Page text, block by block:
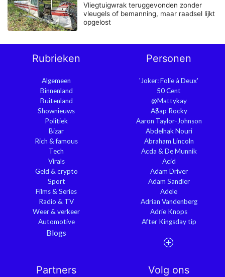
Vliegtuigwrak teruggevonden zonder
vleugels of bemanning, maar raadsel lijkt
opgelost
Rubrieken
Algemeen
Binnenland
Buitenland
Shownieuws
Politiek
Bizar
Rich & famous
Tech
Virals
Geld & crypto
Sport
Films & Series
Radio & TV
Weer & verkeer
Automotive
Blogs
Personen
'Joker: Folie à Deux'
50 Cent
@Mattykay
A$ap Rocky
Aaron Taylor-Johnson
Abdelhak Nouri
Abraham Lincoln
Acda & De Munnik
Acid
Adam Driver
Adam Sandler
Adele
Adrian Vandenberg
Adrie Knops
After Kingsday tip
Partners Volg ons